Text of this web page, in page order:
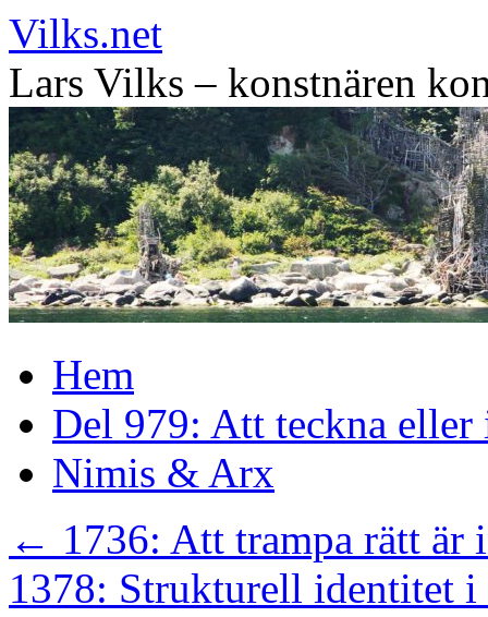
Vilks.net
Lars Vilks – konstnären
Hoppa
till
innehållHem
Del 979: Att teckna eller
Nimis & Arx
← 1736: Att trampa rätt är
1378: Strukturell identitet